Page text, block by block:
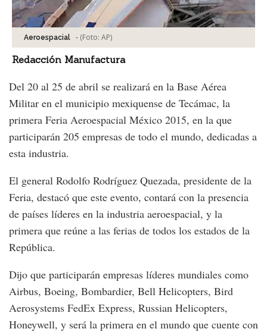
Aeroespacial - (Foto: AP)
Redacción Manufactura
Del 20 al 25 de abril se realizará en la Base Aérea
Militar en el municipio mexiquense de Tecámac, la
primera Feria Aeroespacial México 2015, en la que
participarán 205 empresas de todo el mundo, dedicadas a
esta industria.
El general Rodolfo Rodríguez Quezada, presidente de la
Feria, destacó que este evento, contará con la presencia
de países líderes en la industria aeroespacial, y la
primera que reúne a las ferias de todos los estados de la
República.
Dijo que participarán empresas líderes mundiales como
Airbus, Boeing, Bombardier, Bell Helicopters, Bird
Aerosystems FedEx Express, Russian Helicopters,
Honeywell, y será la primera en el mundo que cuente con